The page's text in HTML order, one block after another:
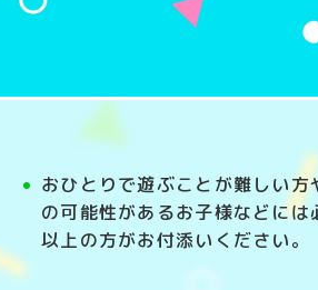
おひとりで遊ぶことが難しい方
の可能性があるお子様などには
以上の方がお付添いください。